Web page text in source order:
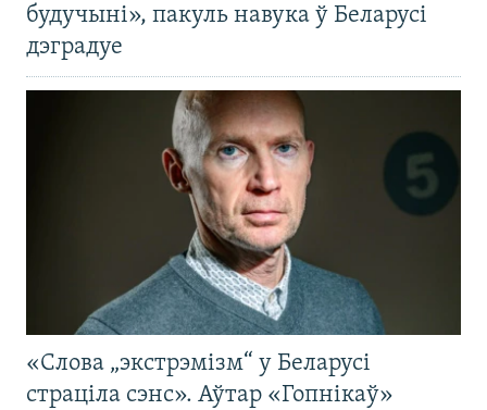
будучыні», пакуль навука ў Беларусі
дэградуе
«Слова „экстрэмізм“ у Беларусі
страціла сэнс». Аўтар «Гопнікаў»